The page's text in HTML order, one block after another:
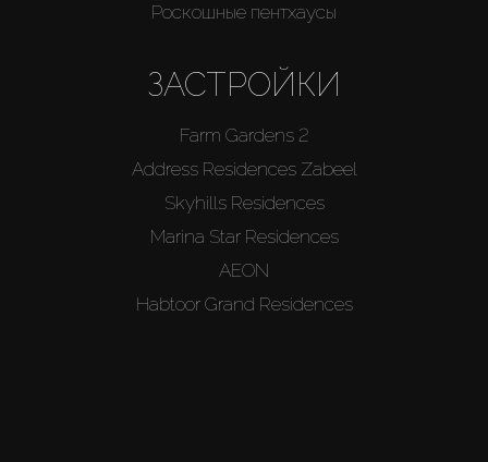
Роскошные пентхаусы
ЗАСТРОЙКИ
Farm Gardens 2
Address Residences Zabeel
Skyhills Residences
Marina Star Residences
AEON
Habtoor Grand Residences